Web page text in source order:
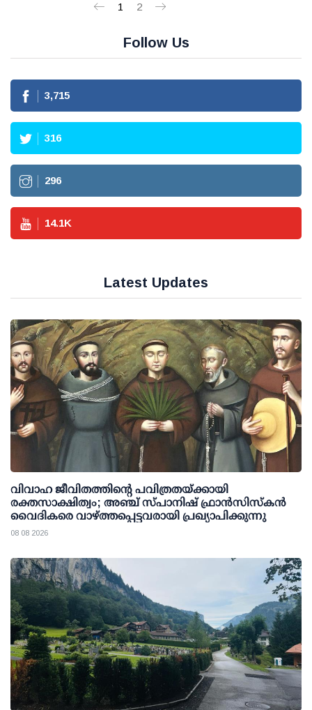
1 2
Follow Us
3,715
316
296
14.1K
Latest Updates
വിവാഹ ജീവിതത്തിന്റെ പവിത്രതയ്ക്കായി
രക്തസാക്ഷിത്വം; അഞ്ച് സ്പാനിഷ് ഫ്രാന്‍സിസ്‌കന്‍
വൈദികരെ വാഴ്ത്തപ്പെട്ടവരായി പ്രഖ്യാപിക്കുന്നു
08 08 2026